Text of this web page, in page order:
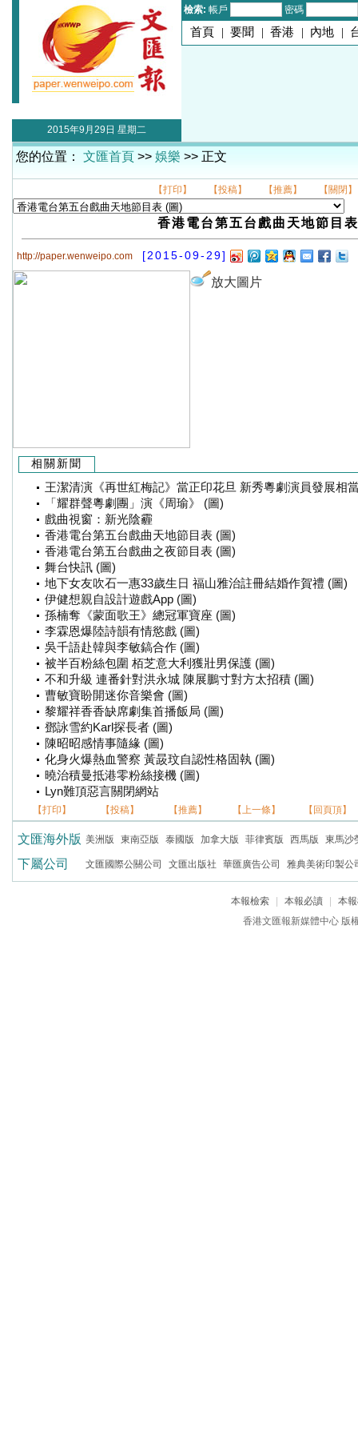
檢索: 帳戶 密碼
首頁 | 要聞 | 香港 | 內地 |
2015年9月29日 星期二
您的位置： 文匯首頁 >> 娛樂 >> 正文
【打印】 【投稿】 【推薦】 【關閉】
香港電台第五台戲曲天地節目表
http://paper.wenweipo.com [2015-09-29]
放大圖片
相關新聞
王潔清演《再世紅梅記》當正印花旦 新秀粵劇演員發展相
「耀群聲粵劇團」演《周瑜》 (圖)
戲曲視窗：新光陰霾
香港電台第五台戲曲天地節目表 (圖)
香港電台第五台戲曲之夜節目表 (圖)
舞台快訊 (圖)
地下女友吹石一惠33歲生日 福山雅治註冊結婚作賀禮 (圖)
伊健想親自設計遊戲App (圖)
孫楠奪《蒙面歌王》總冠軍寶座 (圖)
李霖恩爆陸詩韻有情慾戲 (圖)
吳千語赴韓與李敏鎬合作 (圖)
被半百粉絲包圍 栢芝意大利獲壯男保護 (圖)
不和升級 連番針對洪永城 陳展鵬寸對方太招積 (圖)
曹敏寶盼開迷你音樂會 (圖)
黎耀祥香香缺席劇集首播飯局 (圖)
鄧詠雪約Karl探長者 (圖)
陳昭昭感情事隨緣 (圖)
化身火爆熱血警察 黃晸玟自認性格固執 (圖)
曉治積曼抵港零粉絲接機 (圖)
Lyn難頂惡言關閉網站
【打印】 【投稿】 【推薦】 【上一條】 【回頁頂】
文匯海外版 美洲版 東南亞版 泰國版 加拿大版 菲律賓版 西馬版 東馬沙
下屬公司 文匯國際公關公司 文匯出版社 華匯廣告公司 雅典美術印製公
本報檢索 本報必讀
本
香港文匯報新媒體中心 版